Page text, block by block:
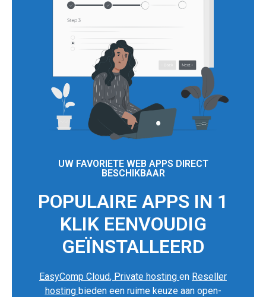
UW FAVORIETE WEB APPS DIRECT
BESCHIKBAAR
POPULAIRE APPS IN 1
KLIK EENVOUDIG
GEÏNSTALLEERD
EasyComp Cloud, Private hosting en Reseller
hosting bieden een ruime keuze aan open-